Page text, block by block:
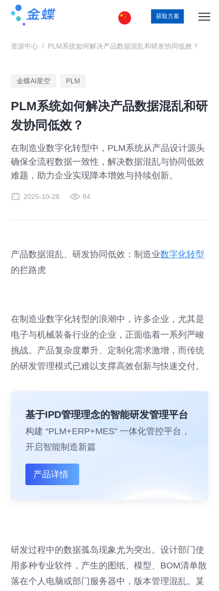
获取方案
资源中心 / PLM系统如何解决产品数据混乱和研发协同低效？
金蝶AI星空 PLM
PLM系统如何解决产品数据混乱和研
发协同低效？
在制造业数字化转型中，PLM系统从产品设计源头
确保全流程数据一致性，解决数据混乱与协同低效
难题，助力企业实现降本增效与持续创新。
2025-10-28 84
产品数据混乱、研发协同低效：制造业数字化转型
的拦路虎
在制造业数字化转型的浪潮中，许多企业，尤其是
电子与机械装备行业的企业，正面临着一系列严峻
挑战。产品复杂度攀升、定制化需求激增，而传统
的研发管理模式已难以支撑高效创新与快速交付。
基于IPD管理理念的智能研发管理平台
构建 “PLM+ERP+MES” 一体化管控平台，
开启智能制造新篇
产品详情
研发过程中的数据孤岛现象尤为突出。设计部门使
用多种专业软件，产生的图纸、模型、BOM清单散
落在个人电脑或部门服务器中，版本管理混乱。某